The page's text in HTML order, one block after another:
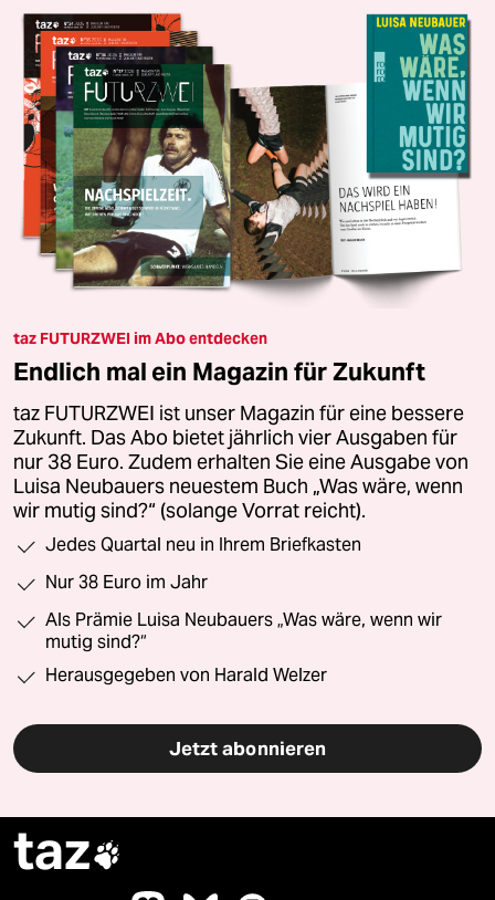
taz FUTURZWEI im Abo entdecken
Endlich mal ein Magazin für Zukunft
taz FUTURZWEI ist unser Magazin für eine bessere
Zukunft. Das Abo bietet jährlich vier Ausgaben für
nur 38 Euro. Zudem erhalten Sie eine Ausgabe von
Luisa Neubauers neuestem Buch „Was wäre, wenn
wir mutig sind?“ (solange Vorrat reicht).
Jedes Quartal neu in Ihrem Briefkasten
Nur 38 Euro im Jahr
Als Prämie Luisa Neubauers „Was wäre, wenn wir
mutig sind?“
Herausgegeben von Harald Welzer
Jetzt abonnieren
taz